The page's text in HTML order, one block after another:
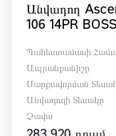
Անվադող
106 14PR
Պահեստամասի
Ապրանքանիշը
Սարքավորման
Անվադողի Տեսակը
Չափս